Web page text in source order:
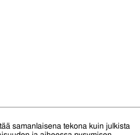
samanlaisena tekona kuin julkista